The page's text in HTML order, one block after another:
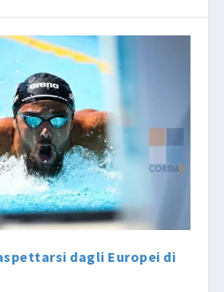
dagli Europei di